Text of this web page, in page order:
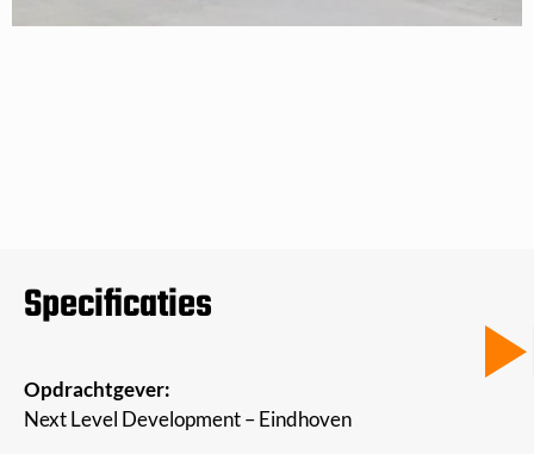
Specificaties
Opdrachtgever:
Next Level Development – Eindhoven